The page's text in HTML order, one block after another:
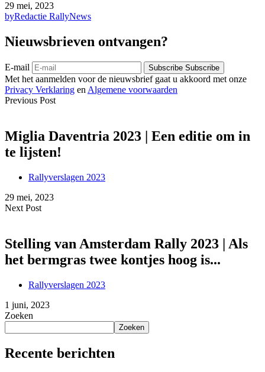
29 mei, 2023
byRedactie RallyNews
Nieuwsbrieven ontvangen?
E-mail Subscribe Subscribe
Met het aanmelden voor de nieuwsbrief gaat u akkoord met onze
Privacy Verklaring en Algemene voorwaarden
Previous Post
Miglia Daventria 2023 | Een editie om in
te lijsten!
Rallyverslagen 2023
29 mei, 2023
Next Post
Stelling van Amsterdam Rally 2023 | Als
het bermgras twee kontjes hoog is...
Rallyverslagen 2023
1 juni, 2023
Zoeken
Zoeken
Recente berichten